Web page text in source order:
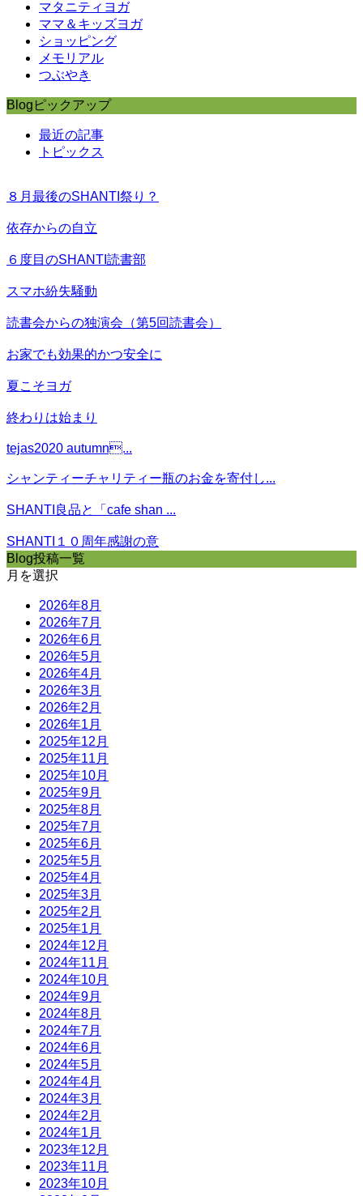
マタニティヨガ
ママ＆キッズヨガ
ショッピング
メモリアル
つぶやき
Blogピックアップ
最近の記事
トピックス
８月最後のSHANTI祭り？
依存からの自立
６度目のSHANTI読書部
スマホ紛失騒動
読書会からの独演会（第5回読書会）
お家でも効果的かつ安全に
夏こそヨガ
終わりは始まり
tejas2020 autumn...
シャンティーチャリティー瓶のお金を寄付し...
SHANTI良品と「cafe shan ...
SHANTI１０周年感謝の意
Blog投稿一覧
月を選択
2026年8月
2026年7月
2026年6月
2026年5月
2026年4月
2026年3月
2026年2月
2026年1月
2025年12月
2025年11月
2025年10月
2025年9月
2025年8月
2025年7月
2025年6月
2025年5月
2025年4月
2025年3月
2025年2月
2025年1月
2024年12月
2024年11月
2024年10月
2024年9月
2024年8月
2024年7月
2024年6月
2024年5月
2024年4月
2024年3月
2024年2月
2024年1月
2023年12月
2023年11月
2023年10月